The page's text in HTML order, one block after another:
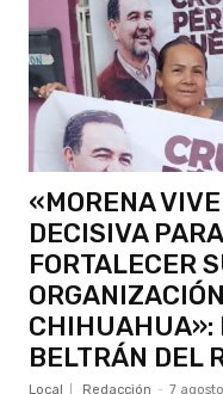
«MORENA
DECISIVA PARA
FORTALECER
CHIHUAHUA»:
BELTRÁN DEL
Local Redacción - 7